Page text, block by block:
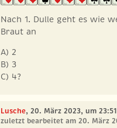
Nach 1. Dulle geht es wie
Braut an
A) 2
B) 3
C) 4?
Lusche, 20. März 2023, um 23:51
zuletzt bearbeitet am 20. März